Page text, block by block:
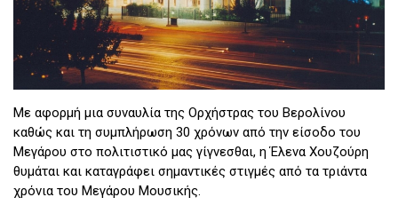
Με αφορμή μια συναυλία της Ορχήστρας του Βερολίνου
καθώς και τη συμπλήρωση 30 χρόνων από την είσοδο του
Μεγάρου στο πολιτιστικό μας γίγνεσθαι, η Έλενα Χουζούρη
θυμάται και καταγράφει σημαντικές στιγμές από τα τριάντα
χρόνια του Μεγάρου Μουσικής.